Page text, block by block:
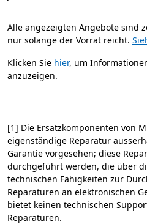
Alle angezeigten Angebote sind
nur solange der Vorrat reicht.
Klicken Sie hier, um
anzuzeigen.
[1] Die Ersatzkomponenten von
eigenständige Reparatur
Garantie vorgesehen; diese
durchgeführt werden, die über
technischen Fähigkeiten zur
Reparaturen an elektronischen
bietet keinen technischen
Reparaturen.